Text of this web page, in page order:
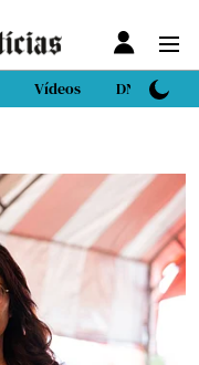
Vídeos DN Sport